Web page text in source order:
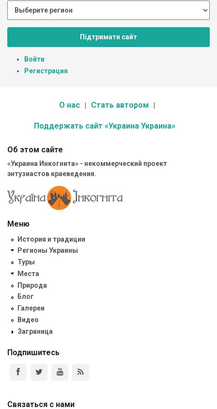
Підтримати сайт
Войти
Регистрация
О нас Стать автором
Поддержать сайт «Украина Украина»
Об этом сайте
«Украина Инкогнита» - некоммерческий проект
энтузиастов краеведения.
Меню
История и традиции
Регионы Украины
Туры
Места
Природа
Блог
Галереи
Видео
Заграница
Подпишитесь
Связаться с нами